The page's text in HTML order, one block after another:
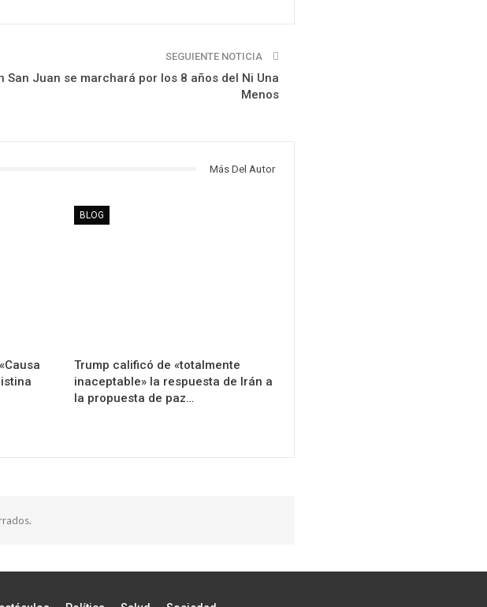
SEGUIENTE NOTICIA
San Juan se marchará por los 8 años del Ni Una
Menos
Más Del Autor
BLOG
Trump calificó de «totalmente
inaceptable» la respuesta de Irán a
la propuesta de paz…